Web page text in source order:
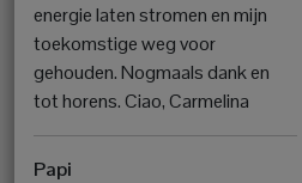
energie laten stromen en mijn
toekomstige weg voor
gehouden. Nogmaals dank en
tot horens. Ciao, Carmelina
Papi